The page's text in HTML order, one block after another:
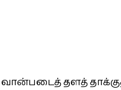
வான்படைத் தளத்